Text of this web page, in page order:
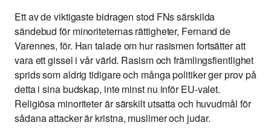
Ett av de viktigaste bidragen stod FNs särskilda
sändebud för minoriteternas rättigheter, Fernand de
Varennes, för. Han talade om hur rasismen fortsätter att
vara ett gissel i vår värld. Rasism och främlingsfientlighet
sprids som aldrig tidigare och många politiker ger prov på
detta i sina budskap, inte minst nu inför EU-valet.
Religiösa minoriteter är särskilt utsatta och huvudmål för
sådana attacker är kristna, muslimer och judar.